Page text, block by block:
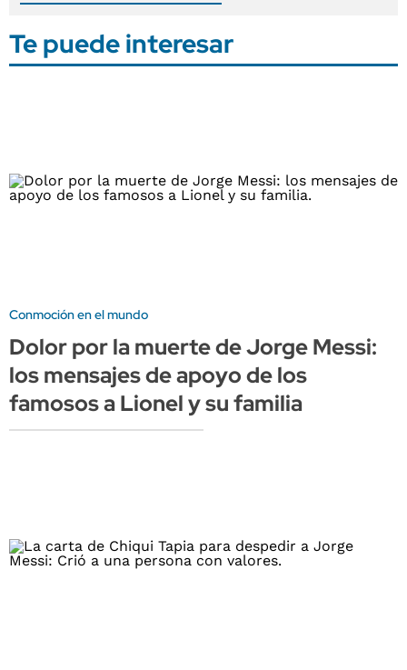
Te puede interesar
Conmoción en el mundo
Dolor por la muerte de Jorge Messi:
los mensajes de apoyo de los
famosos a Lionel y su familia